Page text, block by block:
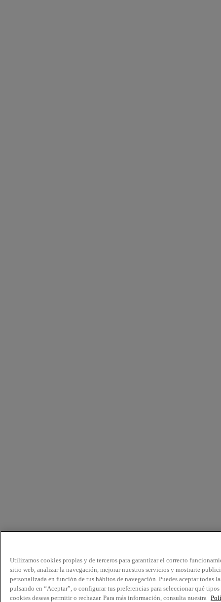
Utilizamos cookies propias y de terceros para garantizar el correcto
sitio web, analizar la navegación, mejorar nuestros servicios y mostrarte
personalizada en función de tus hábitos de navegación. Puedes aceptar todas
pulsando en “Aceptar”, o configurar tus preferencias para seleccionar qué tipos
cookies deseas permitir o rechazar. Para más información, consulta nuestra